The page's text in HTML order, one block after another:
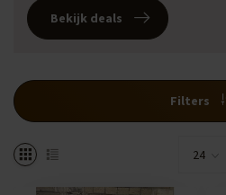
Bekijk deals
Filters